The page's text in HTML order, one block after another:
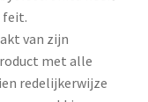
feit.
van zijn
met alle
redelijkerwijze